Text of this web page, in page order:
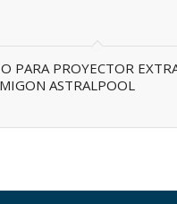
PARA PROYECTOR
ASTRALPOOL